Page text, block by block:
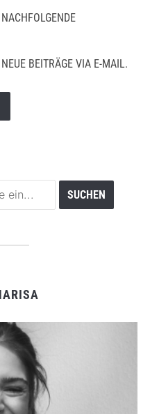
BEITRÄGE VIA E-MAIL.